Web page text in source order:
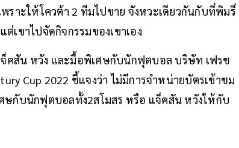
ราะให้โควต้า 2 ทีมไปขาย​ จังหวะเดียวกันกับที่พิมรี่
เขาไปจัดกิจกรรมของเขาเอง
คสัน หวัง และมื้อพิเศษกับนักฟุตบอล บริษัท เฟรช
Cup 2022 ชี้แจงว่า ไม่มีการจำหน่ายบัตรเข้าชม
ษกับนักฟุตบอลทั้ง2สโมสร หรือ แจ็คสัน หวังให้กับ